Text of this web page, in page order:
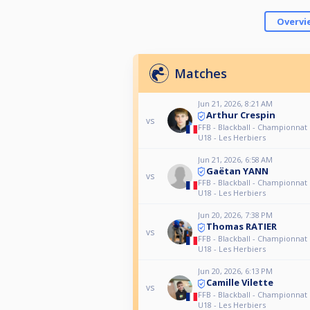
Matches
vs
Jun 21, 2026, 8:21 AM
Arthur Crespin
FFB - Blackball -
U18 - Les Herbiers
vs
Jun 21, 2026, 6:58 AM
Gaëtan YANN
FFB - Blackball -
U18 - Les Herbiers
vs
Jun 20, 2026, 7:38 PM
Thomas RATIER
FFB - Blackball -
U18 - Les Herbiers
vs
Jun 20, 2026, 6:13 PM
Camille Vilette
FFB - Blackball -
U18 - Les Herbiers